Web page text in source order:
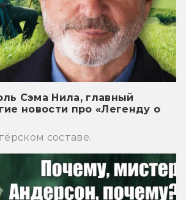
Сэма Нила, главный
новости про «Легенду о
составе.